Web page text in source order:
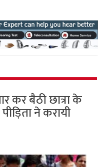
कर बैठी छात्रा के
ने करायी